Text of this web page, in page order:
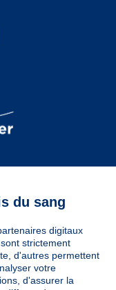
du sang
digitaux
strictement
d'autres permettent
votre
d'assurer la